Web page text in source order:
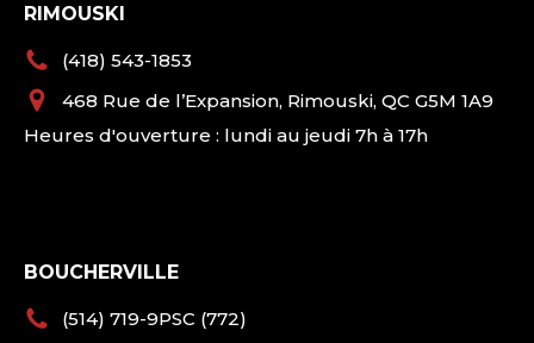
RIMOUSKI
(418) 543-1853
468 Rue de l’Expansion, Rimouski, QC G5M 1A9
Heures d'ouverture : lundi au jeudi 7h à 17h
BOUCHERVILLE
(514) 719-9PSC (772)